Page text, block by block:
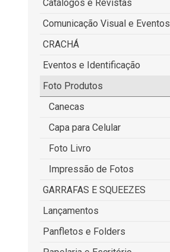
Catálogos e Revistas
Comunicação Visual e Eventos
CRACHÁ
Eventos e Identificação
Foto Produtos
Canecas
Capa para Celular
Foto Livro
Impressão de Fotos
GARRAFAS E SQUEEZES
Lançamentos
Panfletos e Folders